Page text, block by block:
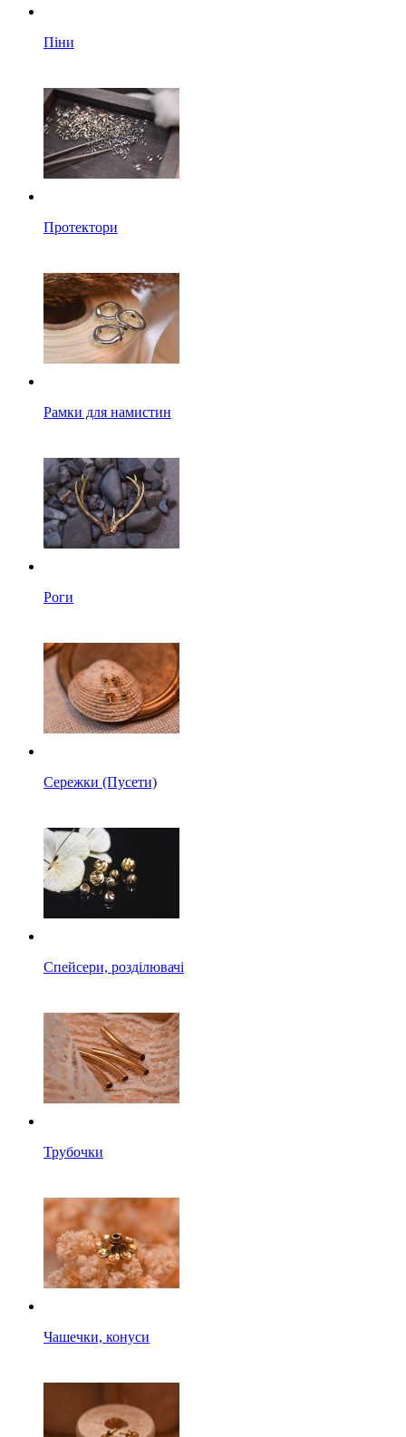
Піни
Протектори
Рамки для намистин
Роги
Сережки (Пусети)
Спейсери, розділювачі
Трубочки
Чашечки, конуси